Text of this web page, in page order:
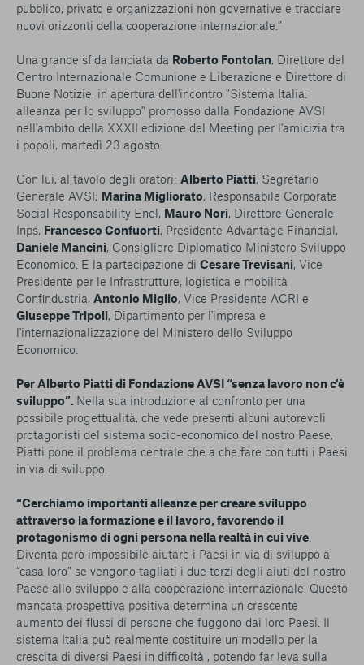
pubblico, privato e organizzazioni non governative e tracciare
nuovi orizzonti della cooperazione internazionale.”
Una grande sfida lanciata da Roberto Fontolan, Direttore del
Centro Internazionale Comunione e Liberazione e Direttore di
Buone Notizie, in apertura dell'incontro "Sistema Italia:
alleanza per lo sviluppo" promosso dalla Fondazione AVSI
nell'ambito della XXXII edizione del Meeting per l'amicizia tra
i popoli, martedì 23 agosto.
Con lui, al tavolo degli oratori: Alberto Piatti, Segretario
Generale AVSI; Marina Migliorato, Responsabile Corporate
Social Responsability Enel, Mauro Nori, Direttore Generale
Inps, Francesco Confuorti, Presidente Advantage Financial,
Daniele Mancini, Consigliere Diplomatico Ministero Sviluppo
Economico. E la partecipazione di Cesare Trevisani, Vice
Presidente per le Infrastrutture, logistica e mobilità
Confindustria, Antonio Miglio, Vice Presidente ACRI e
Giuseppe Tripoli, Dipartimento per l'impresa e
l'internazionalizzazione del Ministero dello Sviluppo
Economico.
Per Alberto Piatti di Fondazione AVSI “senza lavoro non c'è
sviluppo”. Nella sua introduzione al confronto per una
possibile progettualità, che vede presenti alcuni autorevoli
protagonisti del sistema socio-economico del nostro Paese,
Piatti pone il problema centrale che a che fare con tutti i Paesi
in via di sviluppo.
“Cerchiamo importanti alleanze per creare sviluppo
attraverso la formazione e il lavoro, favorendo il
protagonismo di ogni persona nella realtà in cui vive
Diventa però impossibile aiutare i Paesi in via di sviluppo a
“casa loro” se vengono tagliati i due terzi degli aiuti del nostro
Paese allo sviluppo e alla cooperazione internazionale. Questo
mancata prospettiva positiva determina un crescente
aumento dei flussi di persone che fuggono dai loro Paesi. Il
sistema Italia può realmente costituire un modello per la
crescita di diversi Paesi in difficoltà , potendo far leva sulla